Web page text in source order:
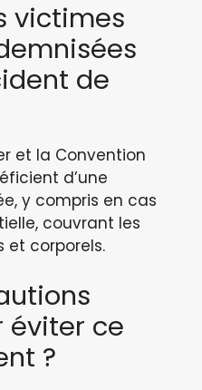
victimes
de
et la Convention
d’une
y compris en cas
couvrant les
corporels.
éviter ce
?